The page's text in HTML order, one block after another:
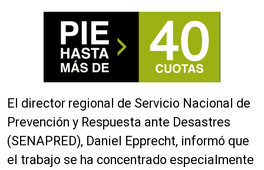
El director regional de Servicio Nacional de
Prevención y Respuesta ante Desastres
(SENAPRED), Daniel Epprecht, informó que
el trabajo se ha concentrado especialmente